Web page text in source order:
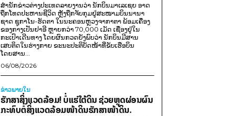
ສຳນັກຂ່າວຕ່າງປະເທດລາຍງານວ່າ ນັກບິນມາເລເຊຍ ອາດ
ຖືກໂທດປະຫານຊີວິດ ຫຼັງຖືກຈັບກຸມຢູ່ສະໜາມບິນນານາ
ຊາດ ຊູກາໂນ-ຮັດຕາ ໃນນະຄອນຫຼວງຈາກາຕາ ພ້ອມເຄື່ອງ
ຂອງກາງເປັນຢາອີ ຫຼາຍກວ່າ 70,000 ເມັດ ເຊື່ອງຢູ່ໃນ
ກະເປົາເດີນທາງ ໂດຍຜົນກວດຍັງພົບວ່າ ນັກບິນມີສານ
ເສບຕິດໃນຮ່າງກາຍ ຂະນະປະຕິບັດໜ້າທີ່ຂັບເຮືອບິນ
ໂດຍສານ...
06/08/2026
ຂ່າວພາຍ​ໃນ
ຮັກສາສິ່ງແວດລ້ອມ! ບໍ່ແຮ່ໃຕ້ດິນ ຊ່ວຍຫຼຸດຜ່ອນຜົນ
ກະທົບຕໍ່ສິ່ງແວດລ້ອມໜ້າດິນຮັກສາໜ້າດິນ.